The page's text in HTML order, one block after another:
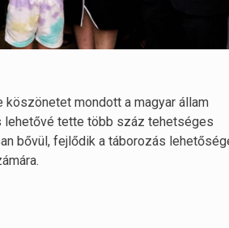
mondott a magyar állam
lehetővé tette több száz tehetséges
bővül, fejlődik a táborozás